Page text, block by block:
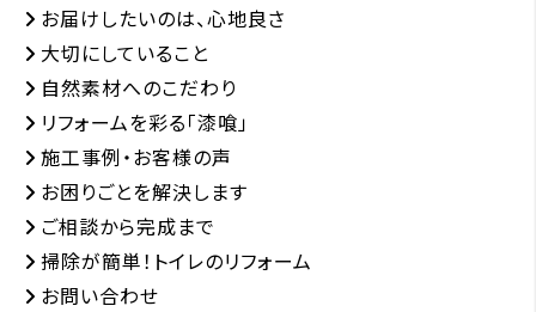
お届けしたいのは、心地良さ
大切にしていること
自然素材へのこだわり
リフォームを彩る「漆喰」
施工事例・お客様の声
お困りごとを解決します
ご相談から完成まで
掃除が簡単！トイレのリフォーム
お問い合わせ